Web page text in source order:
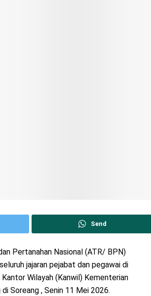
Send
Pertanahan Nasional (ATR/ BPN)
jajaran pejabat dan pegawai di
Wilayah (Kanwil) Kementerian
Soreang , Senin 11 Mei 2026.